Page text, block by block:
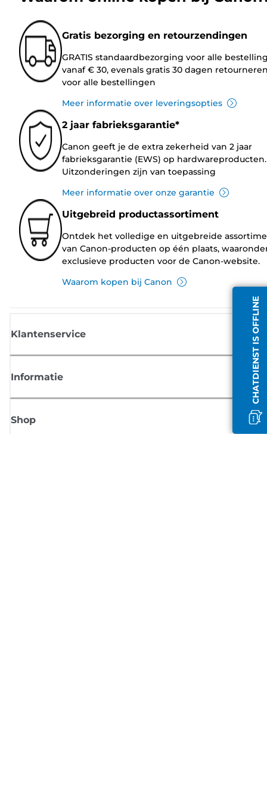
CHATDIENST IS OFFLINE
Gratis bezorging en retourzendingen
GRATIS standaardbezorging voor alle
vanaf € 30, evenals gratis 30 dagen
voor alle bestellingen
Meer informatie over leveringsopties
2 jaar fabrieksgarantie*
Canon geeft je de extra zekerheid van 2 jaar
fabrieksgarantie (EWS) op hardwareproducten.
Uitzonderingen zijn van toepassing
Meer informatie over onze garantie
Uitgebreid productassortiment
Ontdek het volledige en uitgebreide
van Canon-producten op één plaats,
exclusieve producten voor de Canon-website.
Waarom kopen bij Canon
Klantenservice
Informatie
Shop